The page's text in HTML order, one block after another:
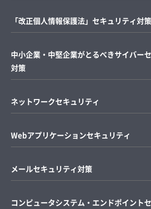
「改正個人情報保護法」セキュリティ対
中小企業・中堅企業がとるべきサイバー
対策
ネットワークセキュリティ
Webアプリケーションセキュリティ
メールセキュリティ対策
コンピュータシステム・エンドポイント